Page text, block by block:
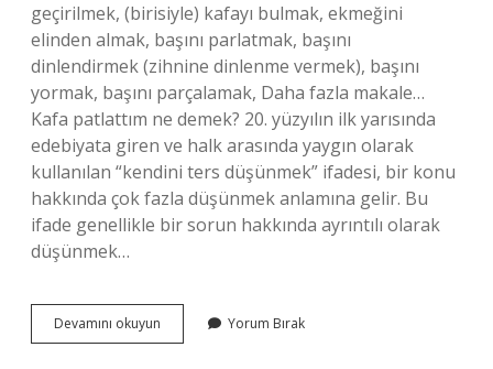
geçirilmek, (birisiyle) kafayı bulmak, ekmeğini
elinden almak, başını parlatmak, başını
dinlendirmek (zihnine dinlenme vermek), başını
yormak, başını parçalamak, Daha fazla makale…
Kafa patlattım ne demek? 20. yüzyılın ilk yarısında
edebiyata giren ve halk arasında yaygın olarak
kullanılan “kendini ters düşünmek” ifadesi, bir konu
hakkında çok fazla düşünmek anlamına gelir. Bu
ifade genellikle bir sorun hakkında ayrıntılı olarak
düşünmek…
Devamını okuyun
Patlatmak
Yorum Bırak